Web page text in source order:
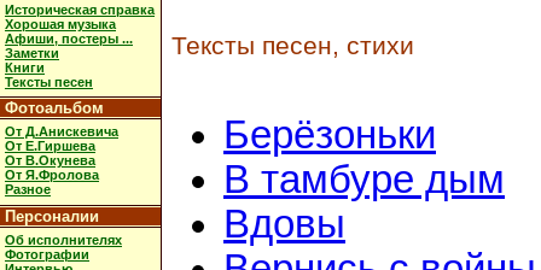
Историческая справка
Хорошая музыка
Афиши, постеры ...
Заметки
Книги
Тексты песен
Фотоальбом
От Д.Анискевича
От Е.Гиршева
От В.Окунева
От Я.Фролова
Разное
Персоналии
Об исполнителях
Фотографии
Тексты песен, стихи
Берёзоньки
В тамбуре дым
Вдовы